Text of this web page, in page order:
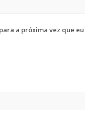
a próxima vez que